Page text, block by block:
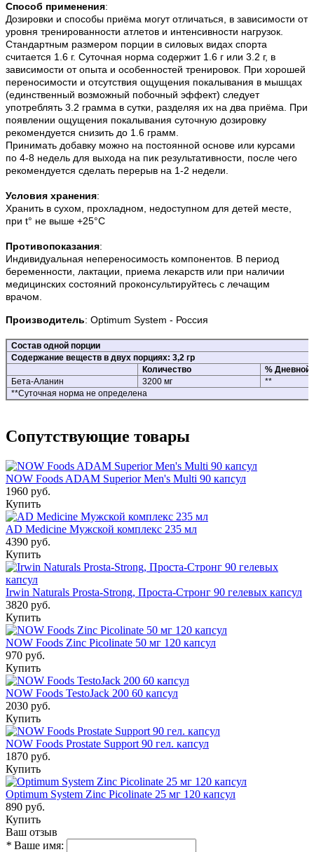
Способ применения:
Дозировки и способы приёма могут отличаться, в зависимости от
уровня тренированности атлетов и интенсивности нагрузок.
Стандартным размером порции в силовых видах спорта
считается 1.6 г. Суточная норма содержит 1.6 г или 3.2 г, в
зависимости от опыта и особенностей тренировок. При хорошей
переносимости и отсутствия ощущения покалывания в мышцах
(единственный возможный побочный эффект) следует
употреблять 3.2 грамма в сутки, разделяя их на два приёма. При
появлении ощущения покалывания суточную дозировку
рекомендуется снизить до 1.6 грамм.
Принимать добавку можно на постоянной основе или курсами
по 4-8 недель для выхода на пик результативности, после чего
рекомендуется сделать перерыв на 1-2 недели.
Условия хранения:
Хранить в сухом, прохладном, недоступном для детей месте,
при t° не выше +25°С
Противопоказания:
Индивидуальная непереносимость компонентов. В период
беременности, лактации, приема лекарств или при наличии
медицинских состояний проконсультируйтесь с лечащим
врачом.
Производитель: Optimum System - Россия
Состав одной порции
Содержание веществ в двух порциях: 3,2 гр
Количество
%
Бета-Аланин
3200 мг
**
**Суточная норма не определена
Сопутствующие товары
NOW Foods ADAM Superior Men's Multi 90 капсул
1960 руб.
Купить
AD Medicine Мужской комплекс 235 мл
4390 руб.
Купить
Irwin Naturals Prosta-Strong, Проста-Стронг 90 гелевых капсул
3820 руб.
Купить
NOW Foods Zinc Picolinate 50 мг 120 капсул
970 руб.
Купить
NOW Foods TestoJack 200 60 капсул
2030 руб.
Купить
NOW Foods Prostate Support 90 гел. капсул
1870 руб.
Купить
Optimum System Zinc Picolinate 25 мг 120 капсул
890 руб.
Купить
Ваш отзыв
* Ваше имя: